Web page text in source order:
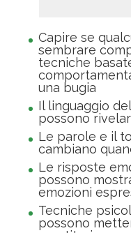
Capire se
sembrare
tecniche
una bugia
Il linguaggio
possono
Le parole e il
cambiano
Le risposte
possono
emozioni
Tecniche
possono